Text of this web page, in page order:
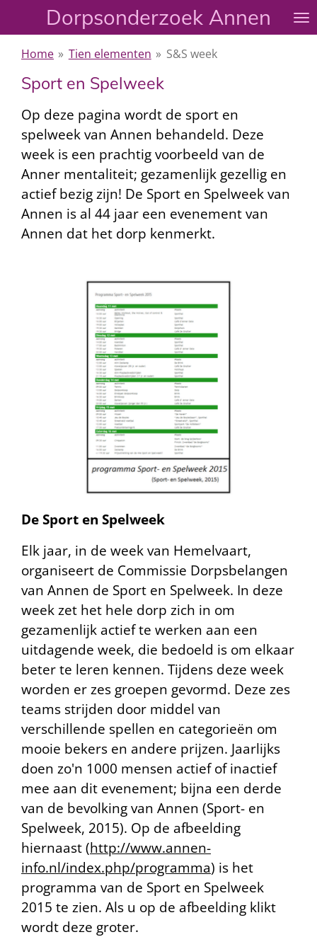
naar
hoofdinhoud
Dorpsonderzoek Annen
Home » Tien elementen » S&S week
Sport en Spelweek
Op deze pagina wordt de sport en
spelweek van Annen behandeld. Deze
week is een prachtig voorbeeld van de
Anner mentaliteit; gezamenlijk gezellig en
actief bezig zijn! De Sport en Spelweek van
Annen is al 44 jaar een evenement van
Annen dat het dorp kenmerkt.
De Sport en Spelweek
Elk jaar, in de week van Hemelvaart,
organiseert de Commissie Dorpsbelangen
van Annen de Sport en Spelweek. In deze
week zet het hele dorp zich in om
gezamenlijk actief te werken aan een
uitdagende week, die bedoeld is om elkaar
beter te leren kennen. Tijdens deze week
worden er zes groepen gevormd. Deze zes
teams strijden door middel van
verschillende spellen en categorieën om
mooie bekers en andere prijzen. Jaarlijks
doen zo'n 1000 mensen actief of inactief
mee aan dit evenement; bijna een derde
van de bevolking van Annen (Sport- en
Spelweek, 2015). Op de afbeelding
hiernaast (http://www.annen-
info.nl/index.php/programma) is het
programma van de Sport en Spelweek
2015 te zien. Als u op de afbeelding klikt
wordt deze groter.